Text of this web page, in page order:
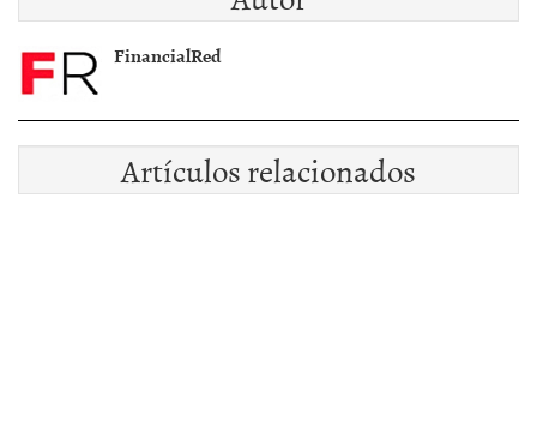
FinancialRed
Artículos relacionados